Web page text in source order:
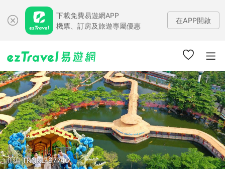
下載免費易遊網APP
機票、訂房及旅遊專屬優惠
在APP開啟
商編 TKNKL-97746